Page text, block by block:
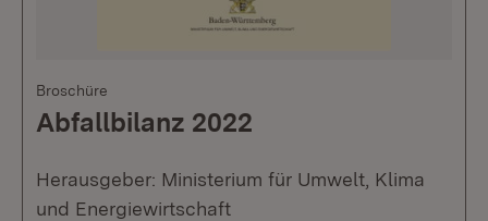
Broschüre
Abfallbilanz 2022
Herausgeber: Ministerium für Umwelt, Klima
und Energiewirtschaft